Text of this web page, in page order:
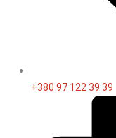
+380 97 122 39 39